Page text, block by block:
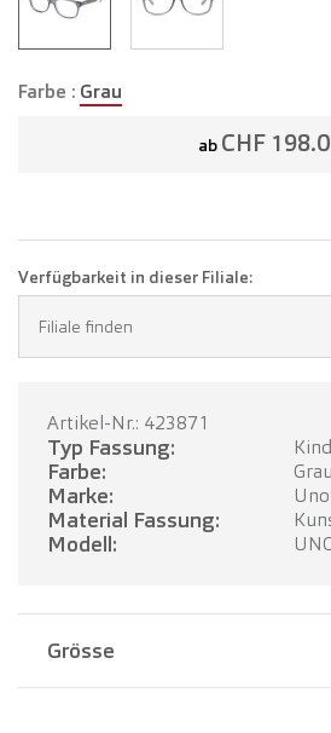
Farbe : Grau
ab CHF
Verfügbarkeit in dieser Filiale:
Filiale finden
Artikel-Nr.: 423871
Typ Fassung:
Farbe: Grau
Marke:
Material Fassung:
Modell:
Grösse